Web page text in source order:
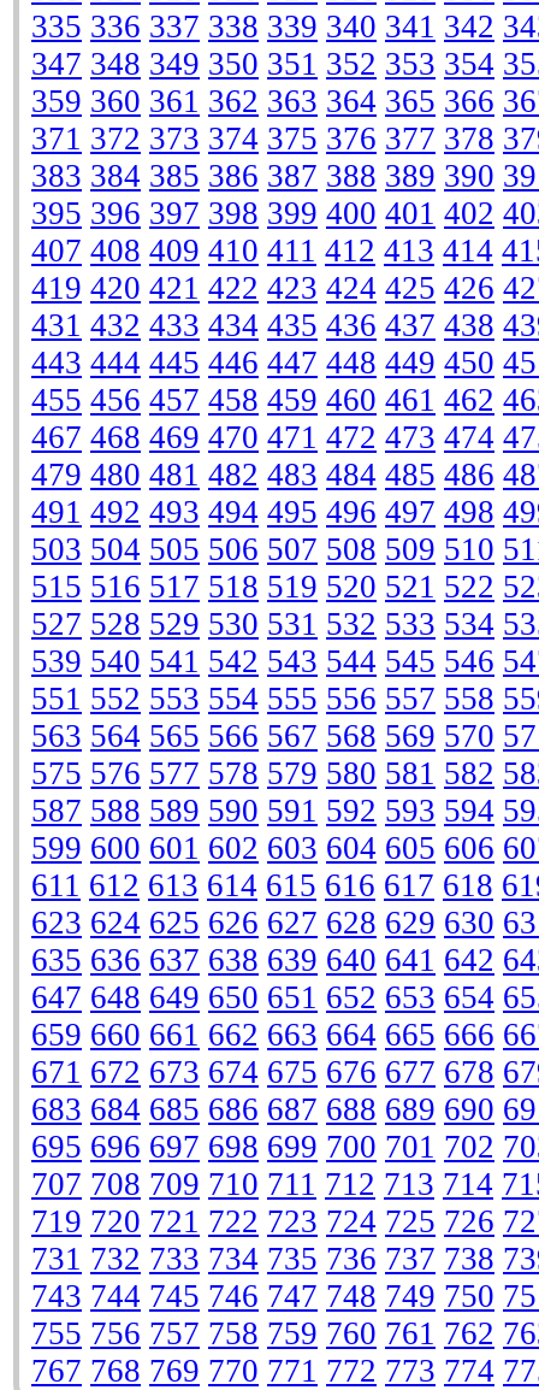
335 336 337 338 339 340 341 342
347 348 349 350 351 352 353 354
359 360 361 362 363 364 365 366
371 372 373 374 375 376 377 378
383 384 385 386 387 388 389 390
395 396 397 398 399 400 401 402
407 408 409 410 411 412 413 414
419 420 421 422 423 424 425 426
431 432 433 434 435 436 437 438
443 444 445 446 447 448 449 450
455 456 457 458 459 460 461 462
467 468 469 470 471 472 473 474
479 480 481 482 483 484 485 486
491 492 493 494 495 496 497 498
503 504 505 506 507 508 509 510
515 516 517 518 519 520 521 522
527 528 529 530 531 532 533 534
539 540 541 542 543 544 545 546
551 552 553 554 555 556 557 558
563 564 565 566 567 568 569 570
575 576 577 578 579 580 581 582
587 588 589 590 591 592 593 594
599 600 601 602 603 604 605 606
611 612 613 614 615 616 617 618
623 624 625 626 627 628 629 630
635 636 637 638 639 640 641 642
647 648 649 650 651 652 653 654
659 660 661 662 663 664 665 666
671 672 673 674 675 676 677 678
683 684 685 686 687 688 689 690
695 696 697 698 699 700 701 702
707 708 709 710 711 712 713 714
719 720 721 722 723 724 725 726
731 732 733 734 735 736 737 738
743 744 745 746 747 748 749 750
755 756 757 758 759 760 761 762
767 768 769 770 771 772 773 774